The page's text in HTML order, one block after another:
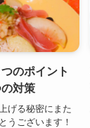
のポイント
対策
げる秘密にまた
うございます！